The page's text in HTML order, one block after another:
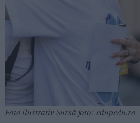
Foto ilustrativ Sursă foto: edupedu.ro